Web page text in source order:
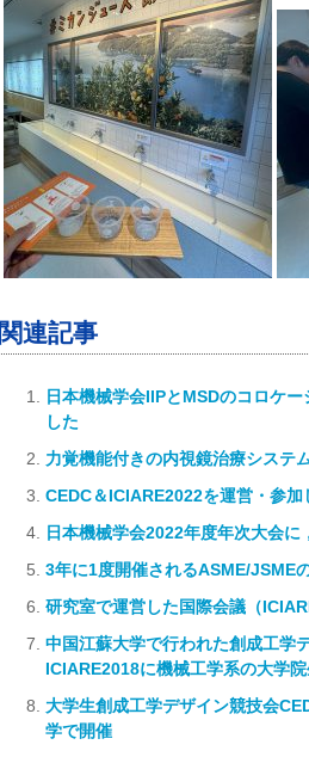
関連記事
日本機械学会IIPとMSDのコロケ
した
力覚機能付きの内視鏡治療システ
CEDC＆ICIARE2022を運営・参
日本機械学会2022年度年次大会
3年に1度開催されるASME/JSME
研究室で運営した国際会議（
中国江蘇大学で行われた創成工学
ICIARE2018に機械工学系の大学
大学生創成工学デザイン競技会
学で開催